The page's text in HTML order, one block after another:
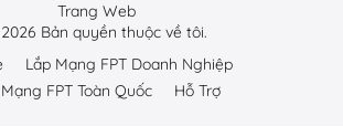
Trang Web
2026 Bản quyền thuộc về tôi.
Lắp Mạng FPT Doanh Nghiệp
FPT Toàn Quốc
Hỗ Trợ